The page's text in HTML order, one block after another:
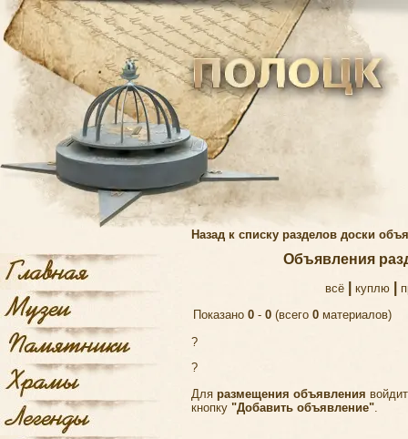
Назад к списку разделов доски
Объявления
всё |куплю
Показано 0 - 0 (всего 0 материалов)
?
?
Для размещения объявления
кнопку "Добавить объявление"